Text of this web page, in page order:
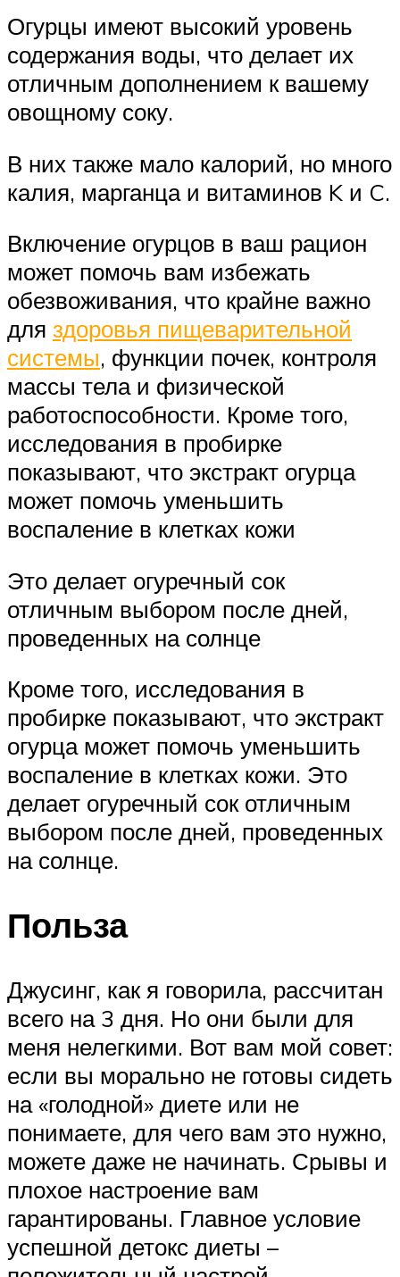
Огурцы имеют высокий уровень
содержания воды, что делает их
отличным дополнением к вашему
овощному соку.
В них также мало калорий, но много
калия, марганца и витаминов K и C.
Включение огурцов в ваш рацион
может помочь вам избежать
обезвоживания, что крайне важно
для здоровья пищеварительной
системы, функции почек, контроля
массы тела и физической
работоспособности. Кроме того,
исследования в пробирке
показывают, что экстракт огурца
может помочь уменьшить
воспаление в клетках кожи
Это делает огуречный сок
отличным выбором после дней,
проведенных на солнце
Кроме того, исследования в
пробирке показывают, что экстракт
огурца может помочь уменьшить
воспаление в клетках кожи. Это
делает огуречный сок отличным
выбором после дней, проведенных
на солнце.
Польза
Джусинг, как я говорила, рассчитан
всего на 3 дня. Но они были для
меня нелегкими. Вот вам мой совет:
если вы морально не готовы сидеть
на «голодной» диете или не
понимаете, для чего вам это нужно,
можете даже не начинать. Срывы и
плохое настроение вам
гарантированы. Главное условие
успешной детокс диеты –